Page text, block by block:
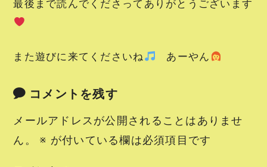
最後まで読んでくださってありがとうございます
また遊びに来てくださいね あーやん
コメントを残す
メールアドレスが公開されることはありませ
ん。
※ が付いている欄は必須項目です